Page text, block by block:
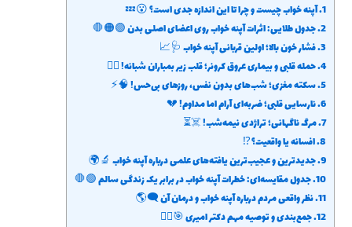
1. آپنه خواب چیست و چرا تا این اندازه جدی است؟ 😮💤
2. جدول طلایی: اثرات آپنه خواب روی اعضای اصلی بدن 🟢🟠🛑
3. فشار خون بالا؛ اولین قربانی آپنه خواب 🩺📈
4. حمله قلبی و بیماری عروق کرونر؛ قلب زیر بمباران شبانه! ❤️‍🔥
5. سکته مغزی؛ شب‌های بدون نفس، روزهای بی‌حس! 🧠⚡
6. نارسایی قلبی؛ ضربه‌ای آرام اما مداوم! 💔
7. مرگ ناگهانی؛ تراژدی نیمه‌شب! ☠️⏳
8. افسانه یا واقعیت؟ ⁉️
9. جدیدترین و عجیب‌ترین یافته‌های علمی درباره آپنه خواب 🔬🌍
10. جدول مقایسه‌ای: خطرات آپنه خواب در برابر یک زندگی سالم 🟢🛑
11. نظر واقعی مردم درباره آپنه خواب و درمان آن 🗨️🌎
12. جمع‌بندی و توصیه مهم دکتر امیری 🎯👨‍⚕️